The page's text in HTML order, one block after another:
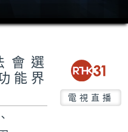
會選
能界
電視直播